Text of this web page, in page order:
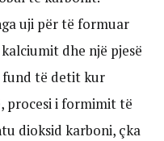
uji për të formuar
dhe një pjesë
fund të detit kur
procesi i formimit të
dioksid karboni, çka